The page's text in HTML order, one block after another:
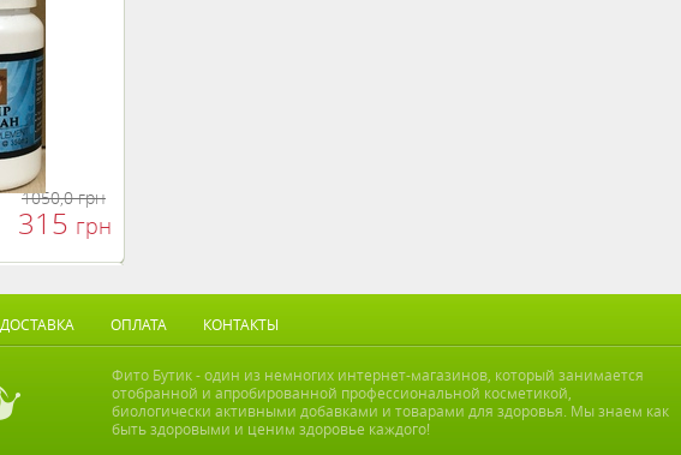
1050,0грн
315 грн
ДОСТАВКА ОПЛАТА КОНТАКТЫ
Фито Бутик - один из немногих интернет-магазинов, который занимается
отобранной и апробированной профессиональной косметикой,
биологически активными добавками и товарами для здоровья. Мы знаем как
быть здоровыми и ценим здоровье каждого!